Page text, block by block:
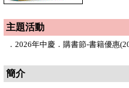
主題活動
． 2026年中慶．購書節-書籍優惠
簡介